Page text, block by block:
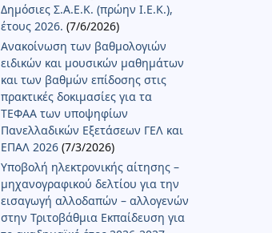
Δημόσιες Σ.Α.Ε.Κ. (πρώην Ι.Ε.Κ.),
έτους 2026. (7/6/2026)
Ανακοίνωση των βαθμολογιών
ειδικών και μουσικών μαθημάτων
και των βαθμών επίδοσης στις
πρακτικές δοκιμασίες για τα
ΤΕΦΑΑ των υποψηφίων
Πανελλαδικών Εξετάσεων ΓΕΛ και
ΕΠΑΛ 2026 (7/3/2026)
Υποβολή ηλεκτρονικής αίτησης –
μηχανογραφικού δελτίου για την
εισαγωγή αλλοδαπών – αλλογενών
στην Τριτοβάθμια Εκπαίδευση για